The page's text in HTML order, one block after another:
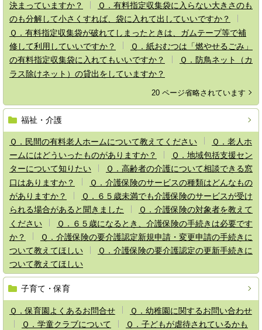
決まっていますか？
Ｑ．有料指定収集袋に入らない大きさのも
のも分解して小さくすれば、袋に入れて出していいですか？
Ｑ．有料指定収集袋が破れてしまったときは、ガムテープ等で補
修して利用していいですか？
Ｑ．紙おむつは「燃やせるごみ」
の有料指定収集袋に入れてもいいですか？
Ｑ．防鳥ネット（カ
ラス除けネット）の貸出をしていますか？
20 ページ省略されています
福祉・介護
Ｑ．民間の有料老人ホームについて教えてください
Ｑ．老人ホ
ームにはどういったものがありますか？
Ｑ．地域包括支援セン
ターについて知りたい
Ｑ．高齢者の介護について相談できる窓
口はありますか？
Ｑ．介護保険のサービスの種類はどんなもの
がありますか？
Ｑ．６５歳未満でも介護保険のサービスが受け
られる場合があると聞きました
Ｑ．介護保険の対象者を教えて
ください
Ｑ．６５歳になるとき、介護保険の手続きは必要です
か？
Ｑ．介護保険の要介護認定新規申請・変更申請の手続きに
ついて教えてほしい
Ｑ．介護保険の要介護認定の更新手続きに
ついて教えてほしい
子育て・保育
Ｑ．保育園よくあるお問合せ
Ｑ．幼稚園に関するお問い合わせ
Ｑ．学童クラブについて
Ｑ．子どもが虐待されているかも